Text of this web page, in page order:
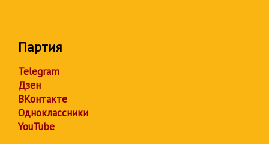
Партия
Telegram
Дзен
ВКонтакте
Одноклассники
YouTube